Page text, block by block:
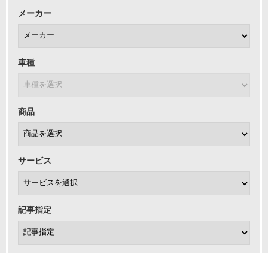
メーカー
車種
商品
サービス
記事指定